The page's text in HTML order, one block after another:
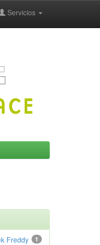
Servicios
1
Freddy